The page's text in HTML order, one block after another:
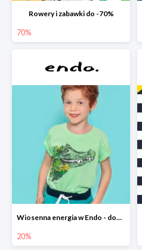
Rowery i zabawki do -70%
70%
Wiosenna energia w Endo - dodatkowe -20%
20%